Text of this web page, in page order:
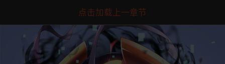
点击加载上一章节